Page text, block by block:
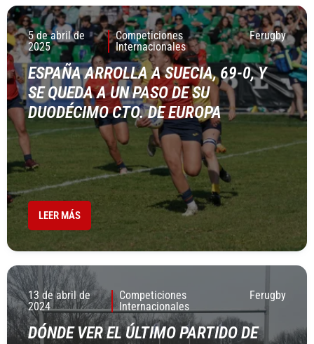
5 de abril de
2025
Competiciones
Internacionales
Ferugby
ESPAÑA ARROLLA A SUECIA, 69-0, Y
SE QUEDA A UN PASO DE SU
DUODÉCIMO CTO. DE EUROPA
LEER MÁS
13 de abril de
2024
Competiciones
Internacionales
Ferugby
DÓNDE VER EL ÚLTIMO PARTIDO DE